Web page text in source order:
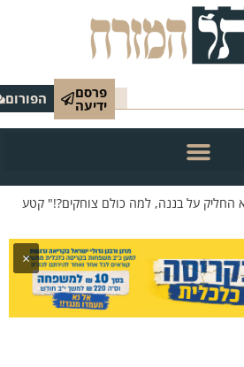
פרסם
ידיעה הפורום
על בננה, למה כולם צוחקים?!" קטע
×